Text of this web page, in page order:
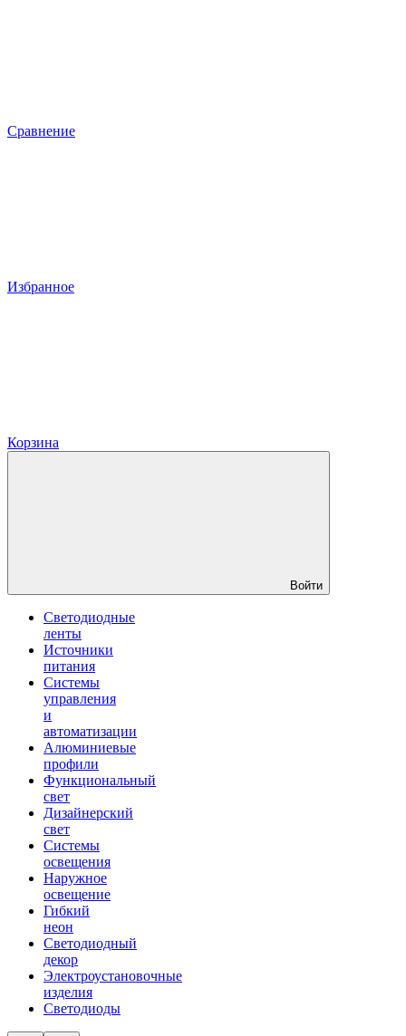
Сравнение
Избранное
Корзина
Войти
Светодиодные
ленты
Источники
питания
Системы
управления
и
автоматизации
Алюминиевые
профили
Функциональный
свет
Дизайнерский
свет
Системы
освещения
Наружное
освещение
Гибкий
неон
Светодиодный
декор
Электроустановочные
изделия
Светодиоды